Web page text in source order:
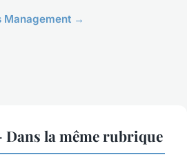
Management →
la même rubrique